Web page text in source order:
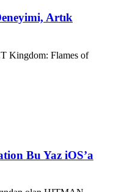
Artık
Kingdom: Flames of
Bu Yaz iOS’a